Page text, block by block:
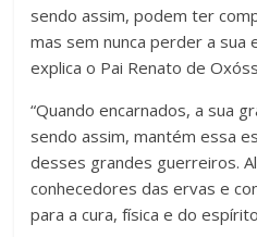
sendo assim, podem ter
mas sem nunca perder a sua
explica o Pai Renato de
“Quando encarnados, a sua
sendo assim, mantém essa
desses grandes guerreiros.
conhecedores das ervas e
para a cura, física e do